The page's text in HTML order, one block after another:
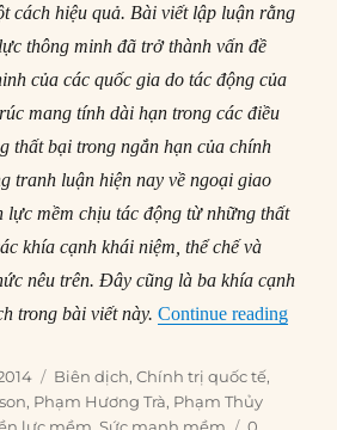
cách hiệu quả. Bài viết lập luận rằng
thông minh đã trở thành vấn đề
của các quốc gia do tác động của
mang tính dài hạn trong các điều
thất bại trong ngắn hạn của chính
tranh luận hiện nay về ngoại giao
lực mềm chịu tác động từ những thất
khía cạnh khái niệm, thể chế và
nêu trên. Đây cũng là ba khía cạnh
trong bài viết này. Continue reading
Categories
Biên dịch,Chính trị quốc tế,
, Phạm Hương Trà, Phạm Thủy